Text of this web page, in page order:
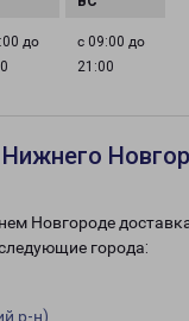
до
с 09:00 до
21:00
Новгороде
города:
р-н)